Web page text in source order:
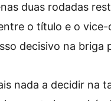
duas rodadas
o título e o
decisivo na briga
nada a decidir na